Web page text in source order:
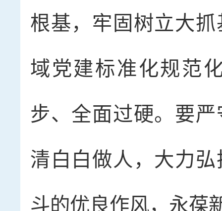
根基，牢固树立大
域党建标准化规范
步、全面过硬。要
清白白做人，大力
斗的优良作风，永葆